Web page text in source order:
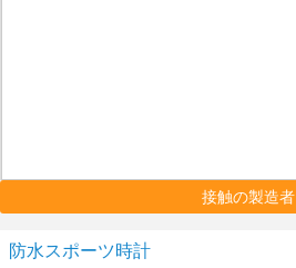
接触の製造者
防水スポーツ時計